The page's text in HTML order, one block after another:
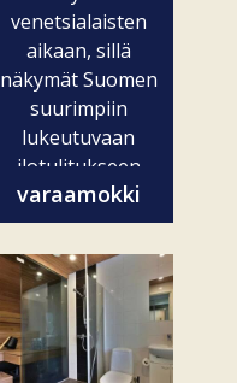
venetsialaisten
aikaan, sillä
näkymät Suomen
suurimpiin
lukeutuvaan
ilotulitukseen
ovat vain...
varaamokki